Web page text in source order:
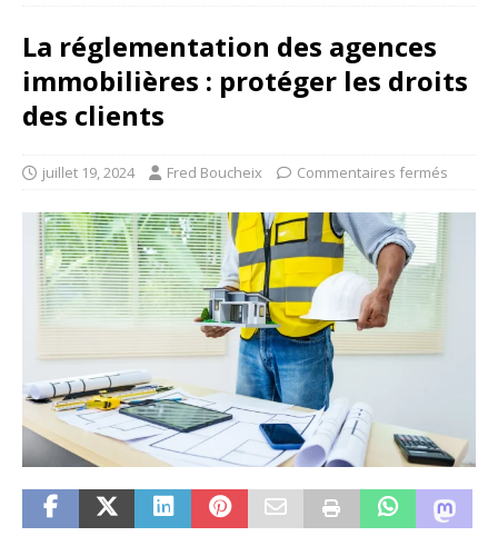
La réglementation des agences
immobilières : protéger les droits
des clients
juillet 19, 2024 Fred Boucheix Commentaires fermés